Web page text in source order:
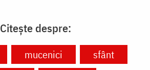
Citește despre:
mucenici
sfânt